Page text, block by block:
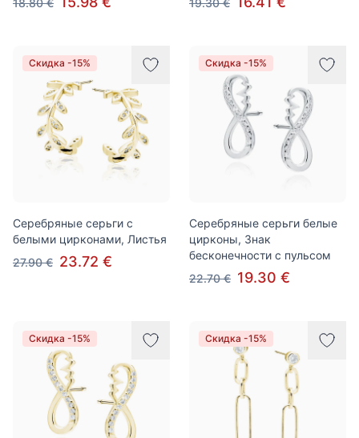
18.80 €
19.30 €
Скидка -15%
Серебряные серьги с
белыми цирконами, Листья
27.90 € 23.72 €
Скидка -15%
Серебряные серьги белые
цирконы, Знак
бесконечности с пульсом
22.70 € 19.30 €
Скидка -15% Скидка -15%